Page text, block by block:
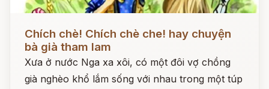
Chích chè! Chích chè che! hay chuyện
bà già tham lam
Xưa ở nước Nga xa xôi, có một đôi vợ chồng
già nghèo khổ lắm sống với nhau trong một túp